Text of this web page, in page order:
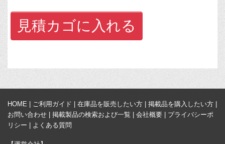
見積カゴに入れる
HOME ご利用ガイド 在庫品を販売したい方 掲載品を購入したい方
お問い合わせ
掲載製品の検索および一覧 会社概要
プライバシーポ
リシー
よくある質問